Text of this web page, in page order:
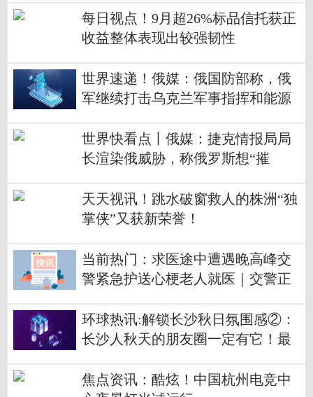
每日视点！9月超26%标品信托获正
收益整体表现出较强韧性
世界速递！俄媒：俄国防部称，俄
军继续打击乌克兰军事指挥和能源
世界快看点丨俄媒：捷克情报局局
长渲染俄威胁，称俄罗斯想“摧
天天视讯！跳水破窗救人的株洲“独
掌侠”又获新荣誉！
当前热门：求医途中遭遇晚高峰交
警紧急护送心梗老人就医｜交警正
环球热讯:解锁长沙秋日氛围感②：
长沙人秋天的朋友圈一定有它！最
焦点资讯：酷炫！中国杭州电竞中